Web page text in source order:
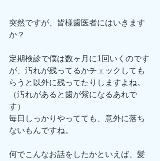
突然ですが、皆様歯医者にはいきます
か？
定期検診で僕は数ヶ月に1回いくのです
が、汚れが残ってるかチェックしても
らうと以外に残ってたりしますよね。
（汚れがあると歯が紫になるあれで
す）
毎日しっかりやってても、意外に落ち
ないもんですね。
何でこんなお話をしたかといえば、髪